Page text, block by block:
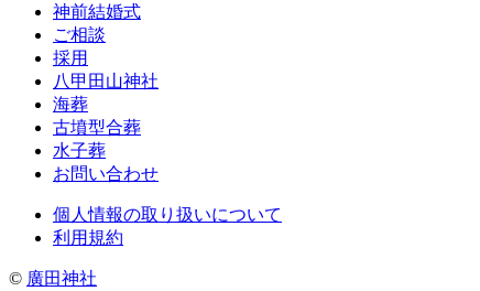
神前結婚式
ご相談
採用
八甲田山神社
海葬
古墳型合葬
水子葬
お問い合わせ
個人情報の取り扱いについて
利用規約
© 廣田神社